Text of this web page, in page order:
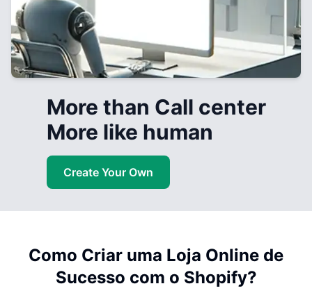
More than Call center
More like human
Create Your Own
Como Criar uma Loja Online de
Sucesso com o Shopify?